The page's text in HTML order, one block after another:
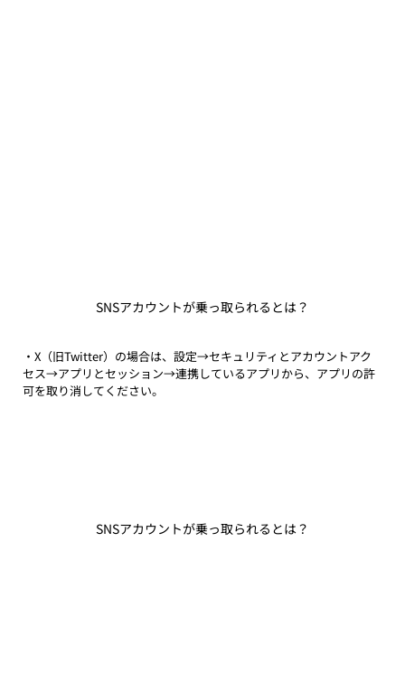
SNSアカウントが乗っ取られるとは？
・X（旧Twitter）の場合は、設定→セキュリティとアカウントアク
セス→アプリとセッション→連携しているアプリから、アプリの許
可を取り消してください。
SNSアカウントが乗っ取られるとは？